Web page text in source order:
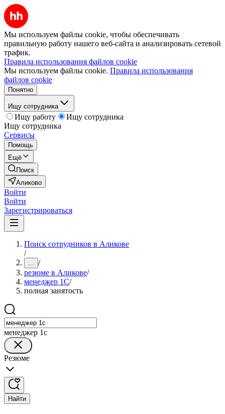
Мы используем файлы cookie, чтобы обеспечивать
правильную работу нашего веб-сайта и анализировать сетевой
трафик.
Правила использования файлов cookie
Мы используем файлы cookie. Правила использования
файлов cookie
Понятно
Ищу сотрудника
Ищу работу
Ищу сотрудника
Ищу сотрудника
Сервисы
Помощь
Ещё
Поиск
Аликово
Войти
Войти
Зарегистрироваться
Поиск сотрудников в Аликове
/
... /
резюме в Аликове/
менеджер 1С/
полная занятость
менеджер 1с
Резюме
Найти